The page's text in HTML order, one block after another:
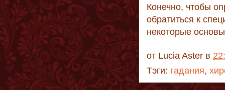
Конечно, чтобы
обратиться к
некоторые
от Lucia Aster в
Тэги: гадания,